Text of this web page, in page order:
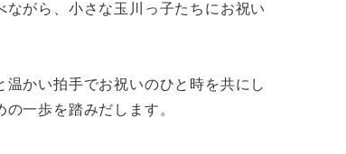
がら、小さな玉川っ子たちにお祝い
かい拍手でお祝いのひと時を共にし
一歩を踏みだします。